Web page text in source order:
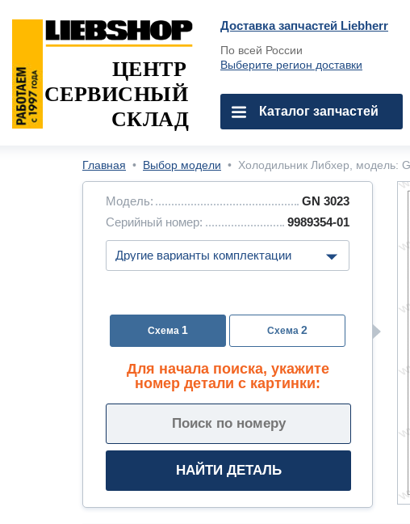
Доставка запчастей Liebherr
По всей России
Выберите регион доставки
ЦЕНТР
СЕРВИСНЫЙ
СКЛАД
Каталог запчастей
Главная • Выбор модели • Холодильник Либхер, модель:
Модель:
GN 3023
Серийный номер:
9989354-01
1 2
Для начала поиска, укажите
номер детали с картинки: